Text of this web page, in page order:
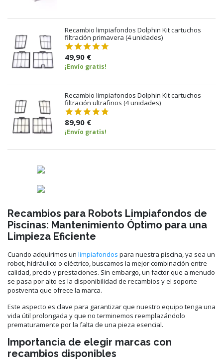
Recambio limpiafondos Dolphin Kit cartuchos
filtración primavera (4 unidades)
49,90 €
¡Envío gratis!
Recambio limpiafondos Dolphin Kit cartuchos
filtración ultrafinos (4 unidades)
89,90 €
¡Envío gratis!
Recambios para Robots Limpiafondos de
Piscinas: Mantenimiento Óptimo para una
Limpieza Eficiente
Cuando adquirimos un limpiafondos para nuestra piscina, ya sea un
robot, hidráulico o eléctrico, buscamos la mejor combinación entre
calidad, precio y prestaciones. Sin embargo, un factor que a menudo
se pasa por alto es la disponibilidad de recambios y el soporte
postventa que ofrece la marca.
Este aspecto es clave para garantizar que nuestro equipo tenga una
vida útil prolongada y que no terminemos reemplazándolo
prematuramente por la falta de una pieza esencial.
Importancia de elegir marcas con
recambios disponibles